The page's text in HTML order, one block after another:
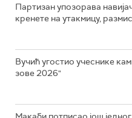
Партизан упозорава
кренете на утакмицу,
Вучић угостио учеснике
зове 2026"